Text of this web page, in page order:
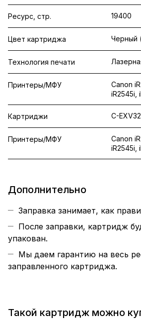
Ресурс, стр. 19400
Цвет картриджа Черный
Технология печати
Принтеры/МФУ
Canon
iR2545i,
Картриджи C-EXV32
Принтеры/МФУ
Canon
iR2545i,
Дополнительно
Заправка занимает, как
После заправки, картридж
упакован.
Мы даем гарантию на весь
заправленного картриджа.
Такой картридж можно